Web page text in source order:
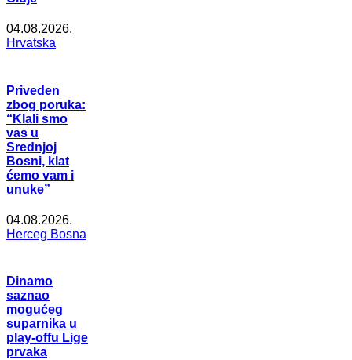
04.08.2026.
Hrvatska
Priveden
zbog poruka:
“Klali smo
vas u
Srednjoj
Bosni, klat
ćemo vam i
unuke”
04.08.2026.
Herceg Bosna
Dinamo
saznao
mogućeg
suparnika u
play-offu Lige
prvaka